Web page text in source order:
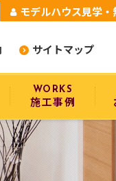
サイトマップ
モデルハウス見学
WORKS
施工事例